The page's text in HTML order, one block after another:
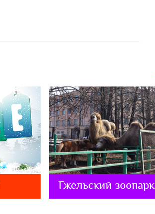
Гжельский зоопарк